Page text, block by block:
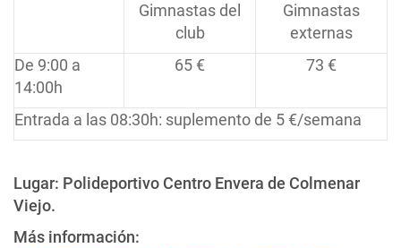
Gimnastas del
club
Gimnastas
externas
De 9:00 a
14:00h
65 € 73 €
Entrada a las 08:30h: suplemento de 5 €/semana
Lugar: Polideportivo Centro Envera de Colmenar
Viejo.
Más información: